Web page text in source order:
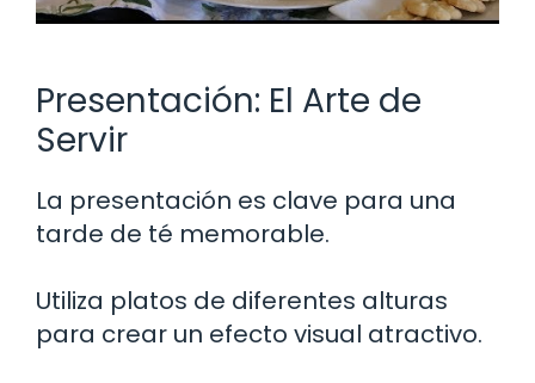
Presentación: El Arte de
Servir
La presentación es clave para una
tarde de té memorable.
Utiliza platos de diferentes alturas
para crear un efecto visual atractivo.